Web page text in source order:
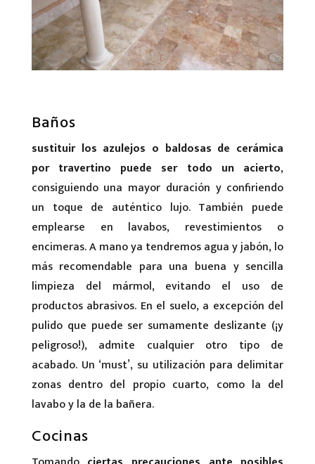
Baños
sustituir los azulejos o baldosas de cerámica
por travertino puede ser todo un acierto,
consiguiendo una mayor duración y confiriendo
un toque de auténtico lujo. También puede
emplearse en lavabos, revestimientos o
encimeras. A mano ya tendremos agua y jabón, lo
más recomendable para una buena y sencilla
limpieza del mármol, evitando el uso de
productos abrasivos. En el suelo, a excepción del
pulido que puede ser sumamente deslizante (¡y
peligroso!), admite cualquier otro tipo de
acabado. Un ‘must’, su utilización para delimitar
zonas dentro del propio cuarto, como la del
lavabo y la de la bañera.
Cocinas